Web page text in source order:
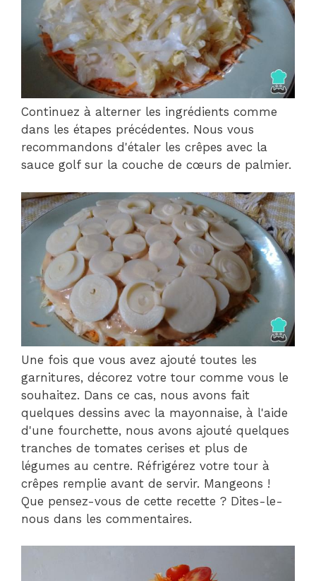
Continuez à alterner les ingrédients comme
dans les étapes précédentes. Nous vous
recommandons d'étaler les crêpes avec la
sauce golf sur la couche de cœurs de palmier.
Une fois que vous avez ajouté toutes les
garnitures, décorez votre tour comme vous le
souhaitez. Dans ce cas, nous avons fait
quelques dessins avec la mayonnaise, à l'aide
d'une fourchette, nous avons ajouté quelques
tranches de tomates cerises et plus de
légumes au centre. Réfrigérez votre tour à
crêpes remplie avant de servir. Mangeons !
Que pensez-vous de cette recette ? Dites-le-
nous dans les commentaires.